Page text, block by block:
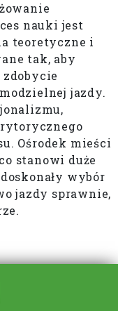
nauki jest
teoretyczne i
tak, aby
jazdy.
Ośrodek mieści
stanowi duże
wybór
jazdy sprawnie,